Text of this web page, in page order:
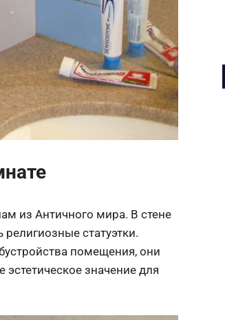
из Античного мира. В стене
статуэтки.
помещения, они
значение для